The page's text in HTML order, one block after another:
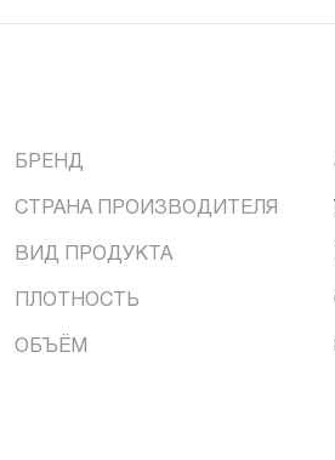
БРЕНД
СТРАНА ПРОИЗВОДИТЕЛЯ
ВИД ПРОДУКТА
ПЛОТНОСТЬ
ОБЪЁМ